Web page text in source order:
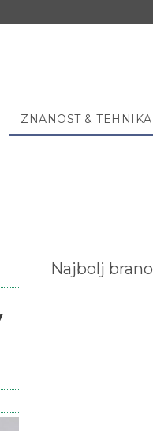
ZNANOST & TEHNIKA
Najbolj brano